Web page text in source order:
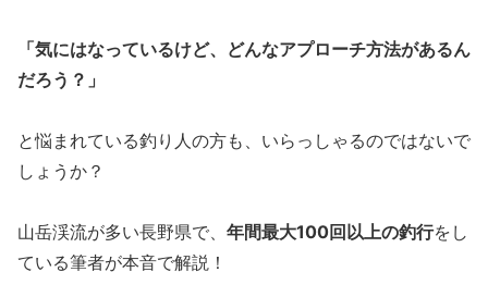
「気にはなっているけど、どんなアプローチ方法があるん
だろう？」
と悩まれている釣り人の方も、いらっしゃるのではないで
しょうか？
山岳渓流が多い長野県で、 年間最大100回以上の釣行をし
ている筆者が本音で解説！